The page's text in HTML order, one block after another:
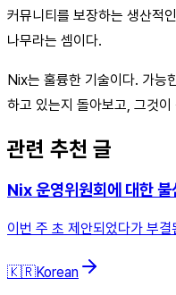
커뮤니티를 보장하는 생산적
나무라는 셈이다.
Nix는 훌륭한 기술이다. 가능
하고 있는지 돌아보고, 그것
관련 추천 글
Nix 운영위원회에 대한 불
이번 주 초 제안되었다가 부
🇰🇷Korean